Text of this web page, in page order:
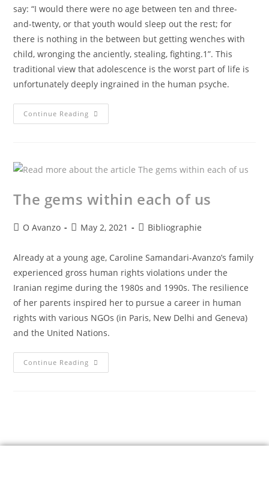
say: “I would there were no age between ten and three-
and-twenty, or that youth would sleep out the rest; for
there is nothing in the between but getting wenches with
child, wronging the anciently, stealing, fighting.1”. This
traditional view that adolescence is the worst part of life is
unfortunately deeply ingrained in the human psyche.
Continue Reading
The gems within each of us
O Avanzo May 2, 2021 Bibliographie
Already at a young age, Caroline Samandari-Avanzo’s family
experienced gross human rights violations under the
Iranian regime during the 1980s and 1990s. The resilience
of her parents inspired her to pursue a career in human
rights with various NGOs (in Paris, New Delhi and Geneva)
and the United Nations.
Continue Reading